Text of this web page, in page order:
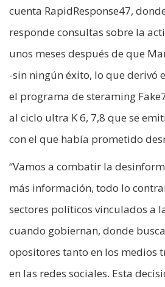
cuenta RapidResponse47,
responde consultas sobre la
unos meses después de que
-sin ningún éxito, lo que derivó
el programa de steraming
al ciclo ultra K 6, 7,8 que se
con el que había prometido
“Vamos a combatir la
más información, todo lo
sectores políticos vinculados a
cuando gobiernan, donde
opositores tanto en los medios
en las redes sociales. Esta